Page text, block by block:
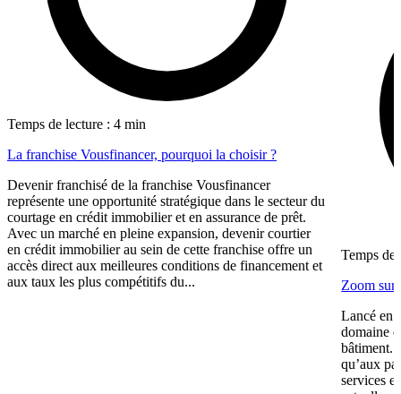
Temps de lecture : 4 min
La franchise Vousfinancer, pourquoi la choisir ?
Devenir franchisé de la franchise Vousfinancer
représente une opportunité stratégique dans le secteur du
courtage en crédit immobilier et en assurance de prêt.
Avec un marché en pleine expansion, devenir courtier
en crédit immobilier au sein de cette franchise offre un
accès direct aux meilleures conditions de financement et
aux taux les plus compétitifs du...
Temps de
Zoom sur
Lancé en
domaine
bâtiment.
qu’aux
services